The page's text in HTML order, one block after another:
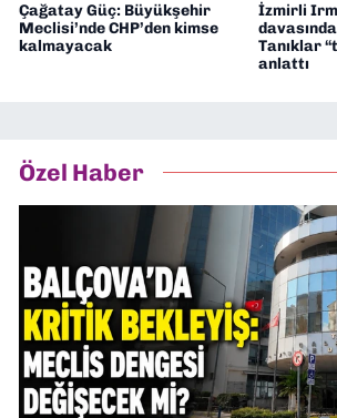
Çağatay Güç: Büyükşehir
Meclisi’nde CHP’den kimse
kalmayacak
İzmirli
Tanıklar
anlattı
Özel Haber